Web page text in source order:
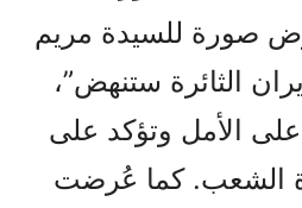
صورة للسيدة مريم
الثائرة ستنهض”،
الأمل وتؤكد على
الشعب. كما عُرضت